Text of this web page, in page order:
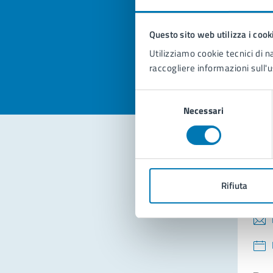
Questo sito web utilizza i
Utilizziamo cookie tecnici di
raccogliere informazioni
del
Necessari
Rifiuta
Valuta la